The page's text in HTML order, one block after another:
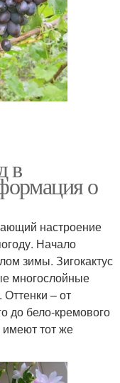
в
о
настроение
Начало
зимы. Зигокактус
многослойные
– от
до бело-кремового
тот же